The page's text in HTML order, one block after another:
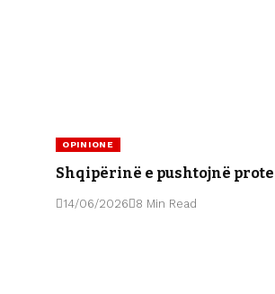
OPINIONE
Shqipërinë e pushtojnë
14/06/2026 8 Min Read